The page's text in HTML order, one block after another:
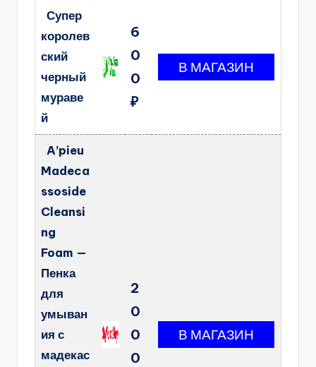
Супер
королев
ский
черный
мураве
й
6
0
0
₽
A’pieu
Madeca
ssoside
Cleansi
ng
Foam —
Пенка
для
умыван
ия с
мадекас
2
0
0
0